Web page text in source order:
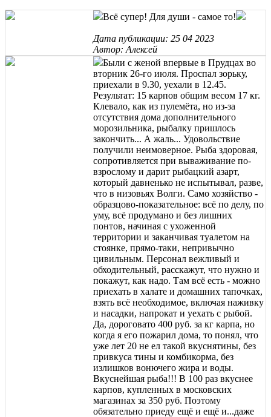
Всё супер! Для души - самое то!
Дата публикации: 25 04 2023
Автор: Алексей
Были с женой впервые в Прудцах во
вторник 26-го июля. Проспал зорьку,
приехали в 9.30, уехали в 12.45.
Результат: 15 карпов общим весом 17 кг.
Клевало, как из пулемёта, но из-за
отсутствия дома дополнительного
морозильника, рыбалку пришлось
закончить... А жаль... Удовольствие
получили неимоверное. Рыба здоровая,
сопротивляется при вываживание по-
взрослому и дарит рыбацкий азарт,
который давненько не испытывал, разве,
что в низовьях Волги. Само хозяйство -
образцово-показательное: всё по делу, по
уму, всё продумано и без лишних
понтов, начиная с ухоженной
территории и заканчивая туалетом на
стоянке, прямо-таки, непривычно
цивильным. Персонал вежливый и
обходительный, расскажут, что нужно и
покажут, как надо. Там всё есть - можно
приехать в халате и домашних тапочках,
взять всё необходимое, включая наживку
и насадки, напрокат и уехать с рыбой.
Да, дороговато 400 руб. за кг карпа, но
когда я его пожарил дома, то понял, что
уже лет 20 не ел такой вкуснятины, без
привкуса тины и комбикорма, без
излишков вонючего жира и воды.
Вкуснейшая рыба!!! В 100 раз вкуснее
карпов, купленных в московских
магазинах за 350 руб. Поэтому
обязательно приеду ещё и ещё и...даже